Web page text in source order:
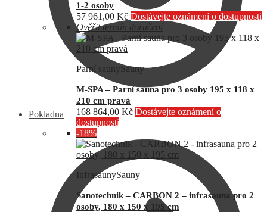
Pokladna
1-2 osoby
57 961,00 Kč Dostávejte oznámení o dostupnosti
Ověřit termín doručení
Parní saunySauny
M-SPA – Parní sauna pro 3 osoby 195 x 118 x
210 cm pravá
168 864,00 Kč Dostávejte oznámení o
dostupnosti
-18%
InfrasaunySauny
Sanotechnik – CARBON 2 – infrasauna pro 2
osoby, 180 x 150 x 195 cm